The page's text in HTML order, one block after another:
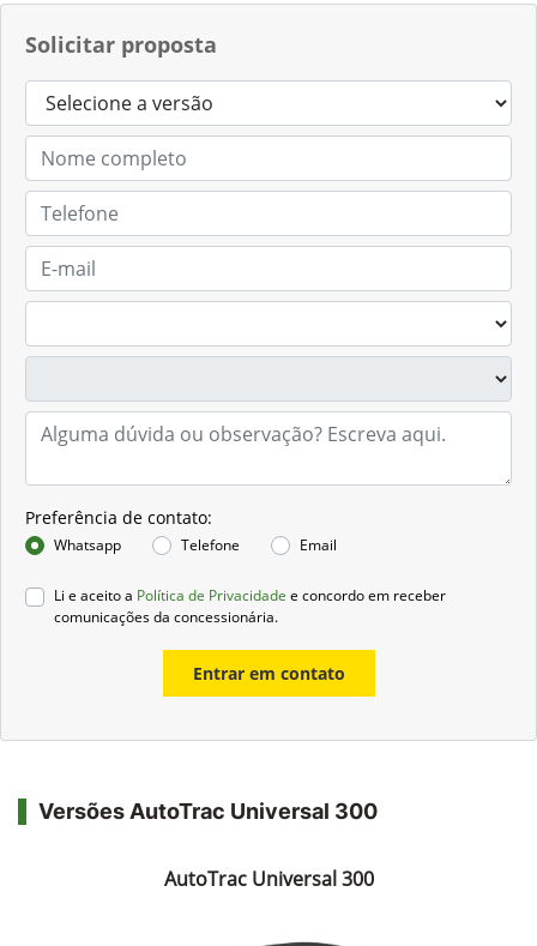
Solicitar proposta
Preferência de contato:
Whatsapp Telefone Email
Li e aceito a Política de Privacidade e concordo em receber
comunicações da concessionária.
Entrar em contato
Versões AutoTrac Universal 300
AutoTrac Universal 300